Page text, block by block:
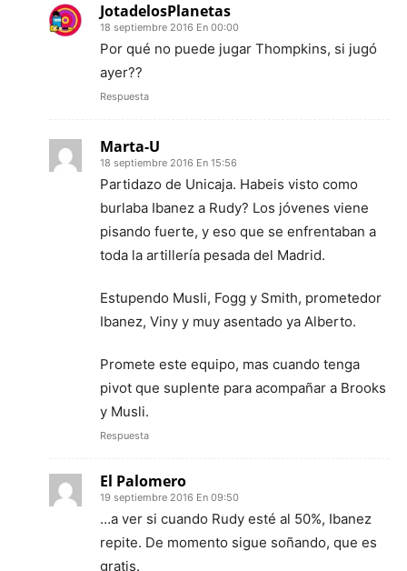
JotadelosPlanetas
18 septiembre 2016 En 00:00
Por qué no puede jugar Thompkins, si jugó
ayer??
Respuesta
Marta-U
18 septiembre 2016 En 15:56
Partidazo de Unicaja. Habeis visto como
burlaba Ibanez a Rudy? Los jóvenes viene
pisando fuerte, y eso que se enfrentaban a
toda la artillería pesada del Madrid.
Estupendo Musli, Fogg y Smith, prometedor
Ibanez, Viny y muy asentado ya Alberto.
Promete este equipo, mas cuando tenga
pivot que suplente para acompañar a Brooks
y Musli.
Respuesta
El Palomero
19 septiembre 2016 En 09:50
…a ver si cuando Rudy esté al 50%, Ibanez
repite. De momento sigue soñando, que es
gratis.